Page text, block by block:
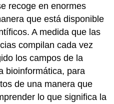
recoge en enormes
que está disponible
A medida que las
compilan cada vez
los campos de la
bioinformática, para
de una manera que
lo que significa la